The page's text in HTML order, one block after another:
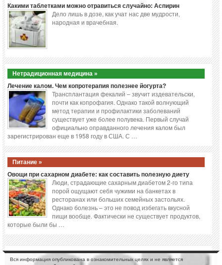
Какими таблетками можно отравиться случайно: Аспирин
Дело лишь в дозе, как учат нас две мудрости,
народная и врачебная.
Нетрадиционная медицина »
Лечение калом. Чем копротерапия полезнее йогурта?
Трансплантация фекалий – звучит издевательски,
почти как копрофагия. Однако такой волнующий
метод терапии и профилактики заболеваний
существует уже более полувека. Первый случай
официально оправданного лечения калом был
зарегистрирован еще в 1958 году в США. С …
Питание »
Овощи при сахарном диабете: как составить полезную диету
Люди, страдающие сахарным диабетом 2-го типа
порой ощущают себя чужими на банкетах в
ресторанах или больших семейных застольях.
Однако болезнь – это не повод избегать вкусной
пищи вообще. Фактически не существует продуктов,
которые были бы …
Вся информация опубликована в ознакомительных целях и не является